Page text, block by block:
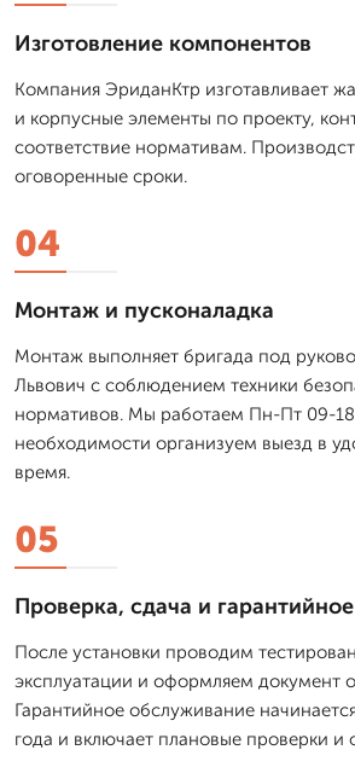
Изготовление компонентов
Компания ЭриданКтр изготавливает
и корпусные элементы по проекту,
соответствие нормативам.
оговоренные сроки.
04
Монтаж и пусконаладка
Монтаж выполняет бригада под
Львович с соблюдением техники
нормативов. Мы работаем Пн-Пт 09-
необходимости организуем выезд в
время.
05
Проверка, сдача и
После установки проводим
эксплуатации и оформляем документ
Гарантийное обслуживание
года и включает плановые проверки и